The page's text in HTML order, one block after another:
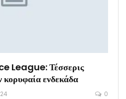
League: Τέσσερις
κορυφαία ενδεκάδα
0